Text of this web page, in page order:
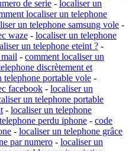
de serie - localiser un
localiser un telephone
un telephone samsung vole -
waze - localiser un telephone
un telephone eteint ? -
- comment localiser un
discrètement et
telephone portable vole -
facebook - localiser un
un telephone portable
- localiser un telephone
perdu iphone - code
- localiser un telephone grâce
par numero - localiser un